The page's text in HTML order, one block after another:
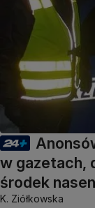
w gazetach,
środek
K. Ziółkowska